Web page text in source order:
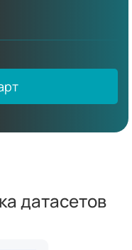
датасетов